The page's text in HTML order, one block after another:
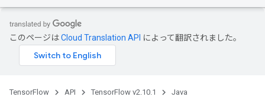
このページはCloud Translation API によって翻訳されました。
TensorFlow API TensorFlow v2.10.1 Java